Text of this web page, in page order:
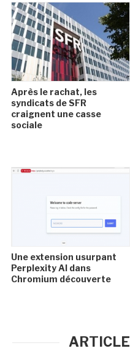
Après le rachat, les
syndicats de SFR
craignent une casse
sociale
Une extension usurpant
Perplexity AI dans
Chromium découverte